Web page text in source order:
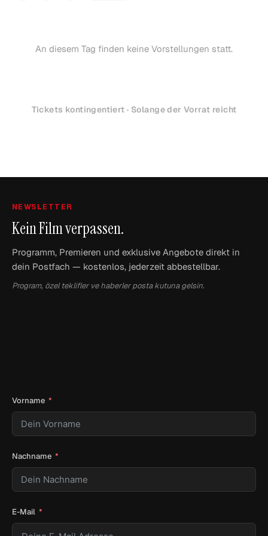
An diesem Tag finden keine Vorstellungen statt.
Tickets kontingentiert · Solange der Vorrat reicht
NEWSLETTER
Kein Film verpassen.
Programm, Premieren und exklusive Angebote direkt in
dein Postfach — kostenlos, jederzeit abbestellbar.
Program, özel teklifler ve haberler posta kutuna gelsin.
Vorname
Nachname
E-Mail